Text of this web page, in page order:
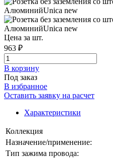
Цена за шт.
963 ₽
В корзинy
Под заказ
В избранное
Оставить заявку на расчет
Характеристики
Коллекция
Назначение/применение:
Тип зажима провода: